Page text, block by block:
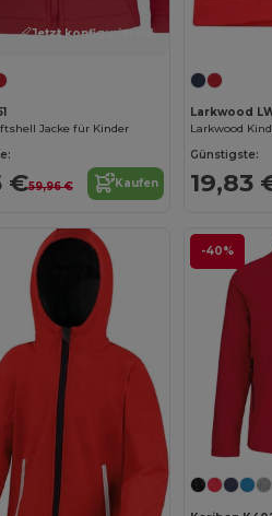
Jetzt konfigurieren!
Jacke für Kinder
€59,96 € Kaufen
Larkwood
Günstigste:
19,83
-40%